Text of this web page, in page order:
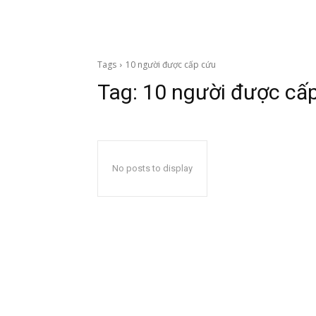
Tags 10 người được cấp cứu
Tag: 10 người được
No posts to display